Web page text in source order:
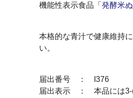
機能性表示食品「 発酵米
本格的な青汁で健康維持
い。
届出番号 ： I376
届出表示 ： 本品には3-